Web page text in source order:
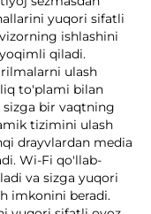
yuqori sifatli
ishlashini
qiladi.
ulash
to'plami bilan
bir vaqtning
tizimini ulash
drayvlardan media
Wi-Fi qo'llab-
va sizga yuqori
imkonini beradi.